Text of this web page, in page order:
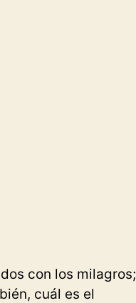
con los milagros;
cuál es el